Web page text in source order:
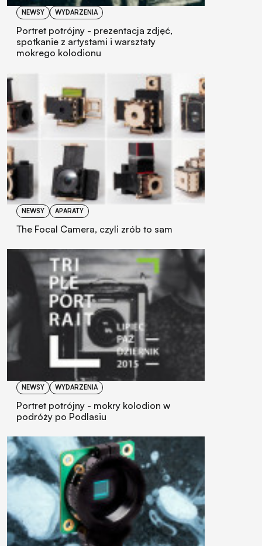
NEWSY WYDARZENIA
Portret potrójny - prezentacja zdjęć,
spotkanie z artystami i warsztaty
mokrego kolodionu
NEWSY APARATY
The Focal Camera, czyli zrób to sam
NEWSY WYDARZENIA
Portret potrójny - mokry kolodion w
podróży po Podlasiu